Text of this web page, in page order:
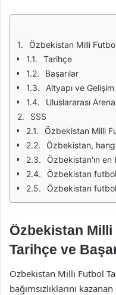
Özbekistan Milli
Tarihçe
Başarılar
Altyapı ve Gelişim
Uluslararası
SSS
Özbekistan Milli
Özbekistan,
Özbekistan'ın en
Özbekistan futbol
Özbekistan
Özbekistan Milli
Tarihçe ve
Özbekistan Milli Futbol
bağımsızlıklarını